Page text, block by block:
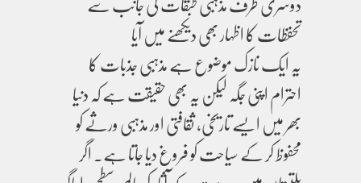
تحفظات کا اظہار بھی دیکھنے میں آیا
یہ ایک نازک موضوع ہے مذہبی جذبات کا
احترام اپنی جگہ لیکن یہ بھی حقیقت ہے کہ دنیا
بھر میں ایسے تاریخی، ثقافتی اور مذہبی ورثے کو
محفوظ کر کے سیاحت کو فروغ دیا جاتا ہے۔ اگر